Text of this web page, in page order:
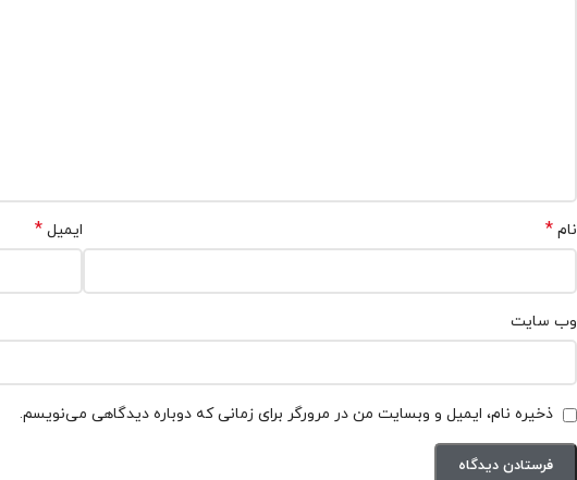
نام * ایمیل*
وب‌ سایت
ذخیره نام، ایمیل و وبسایت من در مرورگر برای زمانی که دوباره دیدگاهی می‌نویسم.